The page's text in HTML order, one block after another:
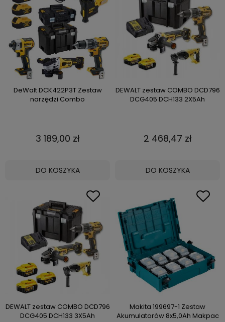
DeWalt DCK422P3T Zestaw
narzędzi Combo
3 189,00 zł
DO KOSZYKA
DEWALT zestaw COMBO DCD796
DCG405 DCH133 2X5Ah
2 468,47 zł
DO KOSZYKA
DEWALT zestaw COMBO DCD796
DCG405 DCH133 3X5Ah
Makita 199697-1 Zestaw
Akumulatorów 8x5,0Ah Makpac